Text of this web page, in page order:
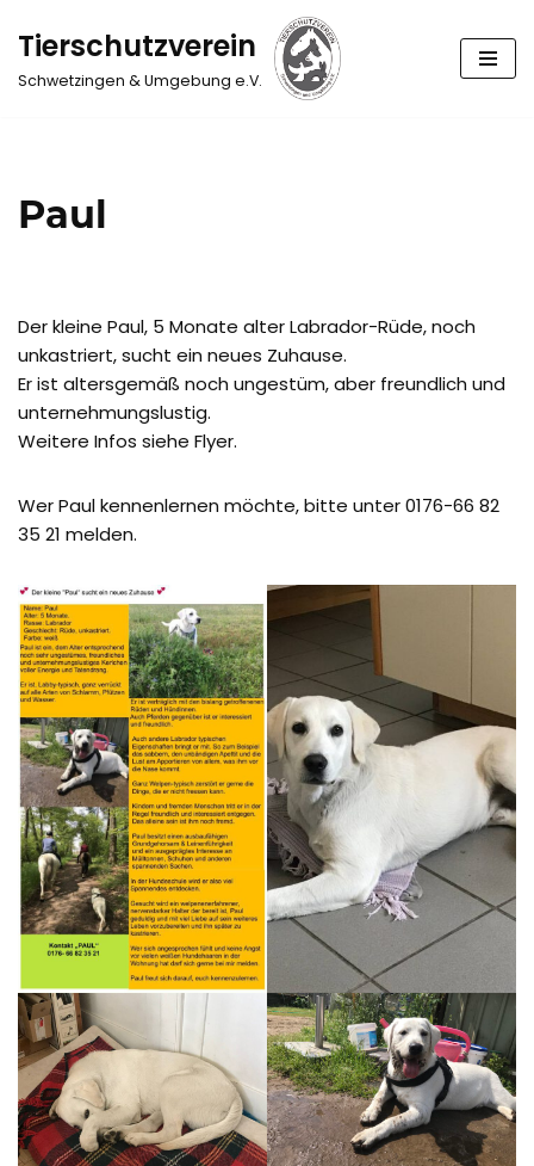
Zum
Inhalt
Tierschutzverein
Schwetzingen & Umgebung e.V.
Paul
Der kleine Paul, 5 Monate alter Labrador-Rüde, noch
unkastriert, sucht ein neues Zuhause.
Er ist altersgemäß noch ungestüm, aber freundlich und
unternehmungslustig.
Weitere Infos siehe Flyer.
Wer Paul kennenlernen möchte, bitte unter 0176-66 82
35 21 melden.